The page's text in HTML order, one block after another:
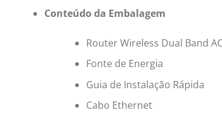
Conteúdo da Embalagem
Router Wireless Dual Band
Fonte de Energia
Guia de Instalação Rápida
Cabo Ethernet